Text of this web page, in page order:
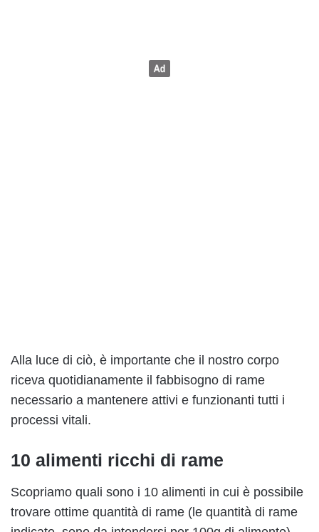
Alla luce di ciò, è importante che il nostro corpo
riceva quotidianamente il fabbisogno di rame
necessario a mantenere attivi e funzionanti tutti i
processi vitali.
10 alimenti ricchi di rame
Scopriamo quali sono i 10 alimenti in cui è possibile
trovare ottime quantità di rame (le quantità di rame